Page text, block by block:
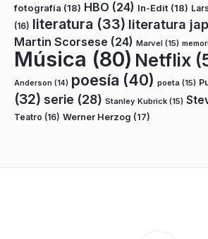
fotografía (18) HBO (24) In-Edit (18)
(16) literatura (33) literatura
Martin Scorsese (24) Marvel (15)
Música (80) Netflix
Anderson (14) poesía (40) poeta (15)
(32) serie (28) Stanley Kubrick (15)
Teatro (16) Werner Herzog (17)